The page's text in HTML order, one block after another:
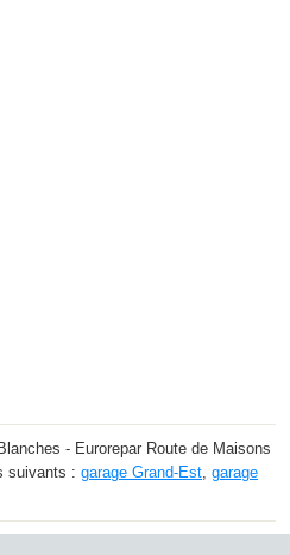
- Eurorepar Route de Maisons
suivants : garage Grand-Est, garage